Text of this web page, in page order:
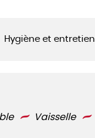
Hygiène et entretien
Vaisselle